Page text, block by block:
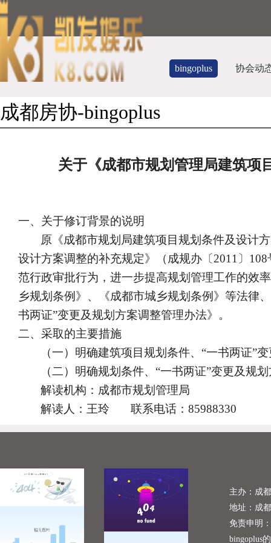
bingoplus 协会动
成都房协-bingoplus
关于《成都市规划管理局建筑项
一、关于修订背景的说明
原《成都市规划局建筑项目规划条件及设计
设计方案调整的补充规定》（成规办〔 2011 〕 108
范行政审批行为，进一步提高规划管理工作的效
乡规划条例》、《成都市城乡规划条例》等法律
书两证”变更及规划方案调整管理办法》。
二、采取的主要措施
（一）明确建筑项目规划条件、“一书两证”
（二）明确规划条件、“一书两证”变更及规
解读机构：成都市规划管理局
解读人：王玲
联系电话：85988330
主办：成
地址：成
免责申明
bingoplus